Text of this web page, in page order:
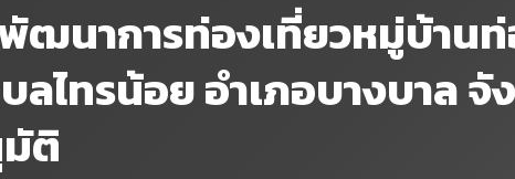
พัฒนาการท่องเที่ยวหมู่บ้าน
ลไทรน้อย อำเภอบางบาล จั
ติ